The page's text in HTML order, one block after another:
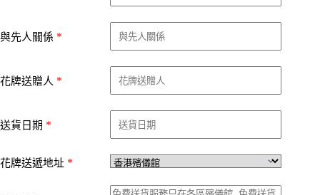
與先人關係 *
花牌送贈人 *
送貨日期 *
花牌送遞地址 *